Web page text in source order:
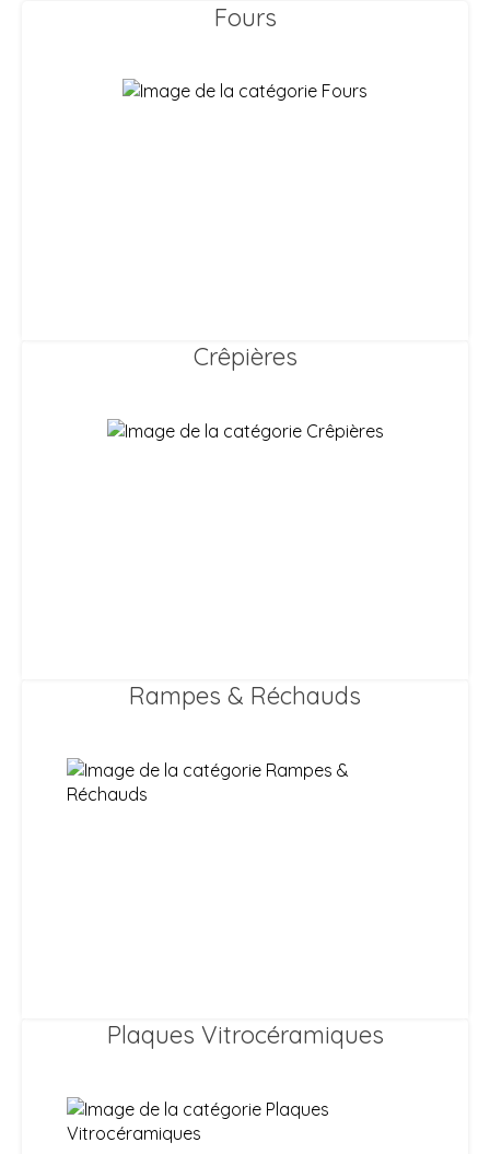
Fours
Crêpières
Rampes & Réchauds
Plaques Vitrocéramiques